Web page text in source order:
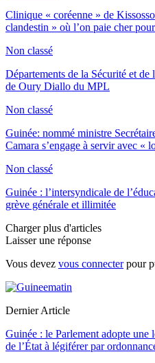
Clinique « coréenne » de
clandestin » où l’on paie cher
Non classé
Départements de la Sécurité et de
de Oury Diallo du MPL
Non classé
Guinée: nommé ministre
Camara s’engage à servir avec «
Non classé
Guinée : l’intersyndicale de
grève générale et illimitée
Charger plus d'articles
Laisser une réponse
Vous devez vous connecterpour
Dernier Article
Guinée : le Parlement adopte
de l’État à légiférer par